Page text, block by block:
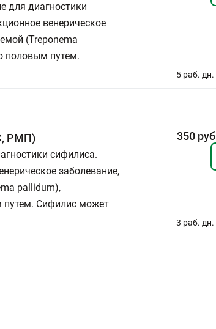
для диагностики
венерическое
(Treponema
половым путем.
5 раб. дн.
РМП)
сифилиса.
заболевание,
pallidum),
Сифилис может
350 руб
3 раб. дн.